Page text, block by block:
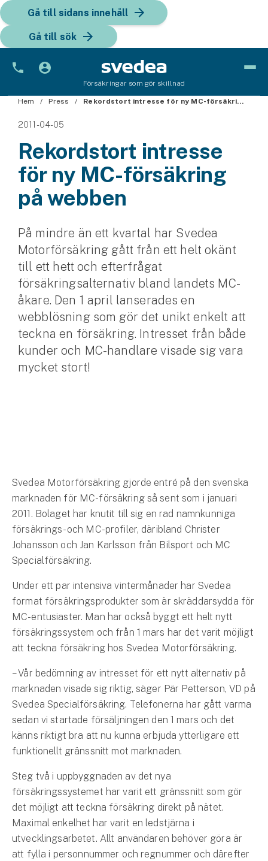
Gå till sidans innehåll
Gå till sök
Försäkringar som gör skillnad
Bil
Bilförsäkring
Bilförsäkring för företag
Fordon
Snöskoterförsäkring
ATV-försäkring
Släpvagnsförsäkring
Husvagnsförsäkring
Motorcykel
Mc-försäkring
Märkesförsäkringar
Sportfiskarna
Djur
Hundförsäkring
Kattförsäkring
Djurförsäkring
Hem & hus
Hemförsäkring
Villaförsäkring
Bostadsrättsförsäkring
Fritidshusförsäkring
Företag
Företagsförsäkring
Hem Press Rekordstort intresse för ny MC-försäkring på webben
2011-04-05
Rekordstort intresse
för ny MC-försäkring
på webben
På mindre än ett kvartal har Svedea
Motorförsäkring gått från ett helt okänt
till ett hett och efterfrågat
försäkringsalternativ bland landets MC-
åkare. Den 1 april lanserades en
webblösning som gör det unikt enkelt att
teckna en försäkring. Intresset från både
kunder och MC-handlare visade sig vara
mycket stort!
Svedea Motorförsäkring gjorde entré på den svenska
marknaden för MC-försäkring så sent som i januari
2011. Bolaget har knutit till sig en rad namnkunniga
försäkrings- och MC-profiler, däribland Christer
Johansson och Jan Karlsson från Bilsport och MC
Specialförsäkring.
Under ett par intensiva vintermånader har Svedea
format försäkringsprodukter som är skräddarsydda för
MC-entusiaster. Man har också byggt ett helt nytt
försäkringssystem och från 1 mars har det varit möjligt
att teckna försäkring hos Svedea Motorförsäkring.
– Vår bedömning av intresset för ett nytt alternativ på
marknaden visade sig riktig, säger Pär Petterson, VD på
Svedea Specialförsäkring. Telefonerna har gått varma
sedan vi startade försäljningen den 1 mars och det
känns riktigt bra att nu kunna erbjuda ytterligare ett
funktionellt gränssnitt mot marknaden.
Steg två i uppbyggnaden av det nya
försäkringssystemet har varit ett gränssnitt som gör
det möjligt att teckna försäkring direkt på nätet.
Maximal enkelhet har varit en ledstjärna i
utvecklingsarbetet. Allt användaren behöver göra är
att fylla i personnummer och regnummer och därefter